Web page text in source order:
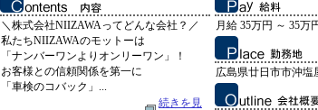
＼株式会社NIIZAWAってどんな会社？／
私たちNIIZAWAのモットーは
「ナンバーワンよりオンリーワン」！
お客様との信頼関係を第一に
「車検のコバック」...
続きを見
月給 35万円 ～ 35万
広島県廿日市市沖塩